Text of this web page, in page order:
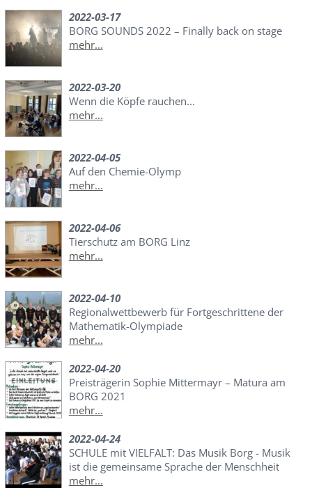
2022-03-17
BORG SOUNDS 2022 – Finally back on stage
mehr...
2022-03-20
Wenn die Köpfe rauchen...
mehr...
2022-04-05
Auf den Chemie-Olymp
mehr...
2022-04-06
Tierschutz am BORG Linz
mehr...
2022-04-10
Regionalwettbewerb für Fortgeschrittene der
Mathematik-Olympiade
mehr...
2022-04-20
Preisträgerin Sophie Mittermayr – Matura am
BORG 2021
mehr...
2022-04-24
SCHULE mit VIELFALT: Das Musik Borg - Musik
ist die gemeinsame Sprache der Menschheit
mehr...